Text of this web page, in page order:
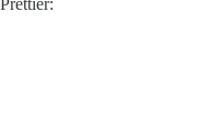
</h1>